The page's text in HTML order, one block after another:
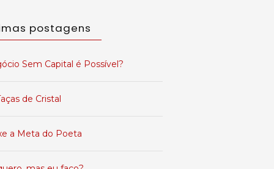
postagens
Sem Capital é Possível?
de Cristal
a Meta do Poeta